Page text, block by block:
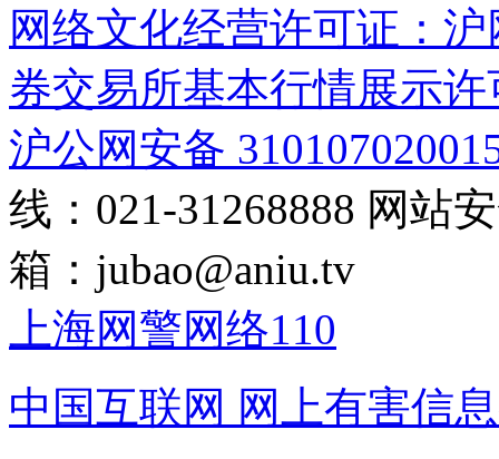
网络文化经营许可证：
券交易所基本行情展示许
沪公网安备
线：021-31268888 网站
箱： jubao@aniu.tv
上海网警网络110
中国互联网 网上有害信